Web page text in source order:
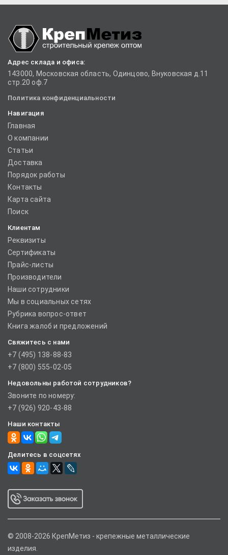
Адрес склада и офиса:
143000, Московская область, Одинцово, Внуковская д.11
стр.20 оф.7
Политика конфиденциальности
Навигация
Главная
О компании
Статьи
Доставка
Порядок работы
Контакты
Карта сайта
Поиск
Клиентам
Реквизиты
Сертификаты
Прайс-листы
Производители
Наши сотрудники
Мы в социальных сетях
Рубрика вопрос-ответ
Книга жалоб и предложений
Свяжитесь с нами
+7 (495) 138-88-83
+7 (800) 555-02-05
Недовольны работой сотрудников?
Звоните по номеру:
+7 (926) 920-43-88
Наши контакты
Делитесь в соцсетях
© 2008-2026 КрепМетиз - крепежные металлические
изделия.